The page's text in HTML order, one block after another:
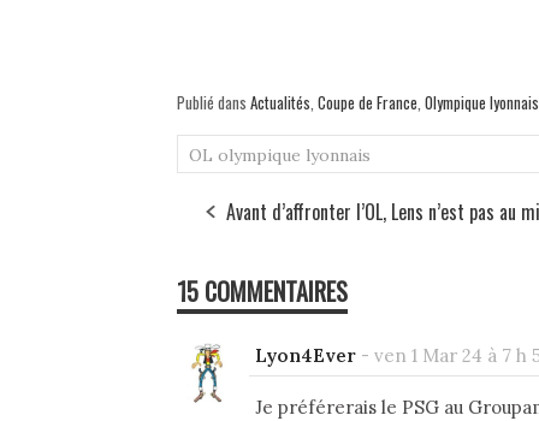
Publié dans Actualités, Coupe de France, Olympique lyonnais
OL olympique lyonnais
Avant d’affronter l’OL, Lens n’est pas au
15 COMMENTAIRES
Lyon4Ever - ven 1 Mar 24 à 7 h
Je préférerais le PSG au